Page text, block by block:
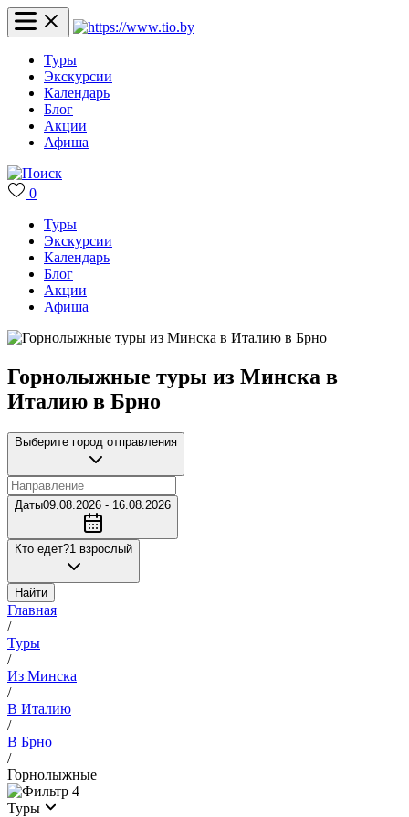
Туры
Экскурсии
Календарь
Блог
Акции
Афиша
0
Туры
Экскурсии
Календарь
Блог
Акции
Афиша
Горнолыжные туры из Минска в
Италию в Брно
Выберите город отправления
Даты09.08.2026 - 16.08.2026
Кто едет?1 взрослый
Найти
Главная
/
Туры
/
Из Минска
/
В Италию
/
В Брно
/
Горнолыжные
4
Туры